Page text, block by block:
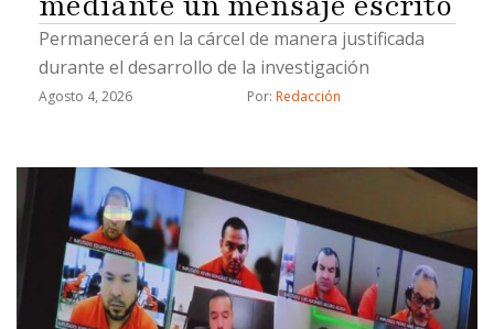
Permanecerá en la cárcel de manera justificada
durante el desarrollo de la investigación
Agosto 4, 2026 Por: Redacción